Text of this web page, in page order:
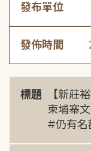
發布單位
發佈時間
標題
【新莊
柬埔寨
#仍有名